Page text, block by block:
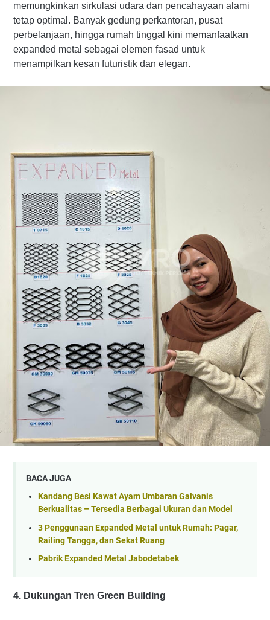
memungkinkan sirkulasi udara dan pencahayaan alami
tetap optimal. Banyak gedung perkantoran, pusat
perbelanjaan, hingga rumah tinggal kini memanfaatkan
expanded metal sebagai elemen fasad untuk
menampilkan kesan futuristik dan elegan.
BACA JUGA
Kandang Besi Kawat Ayam Umbaran Galvanis
Berkualitas – Tersedia Berbagai Ukuran dan Model
3 Penggunaan Expanded Metal untuk Rumah: Pagar,
Railing Tangga, dan Sekat Ruang
Pabrik Expanded Metal Jabodetabek
4. Dukungan Tren Green Building